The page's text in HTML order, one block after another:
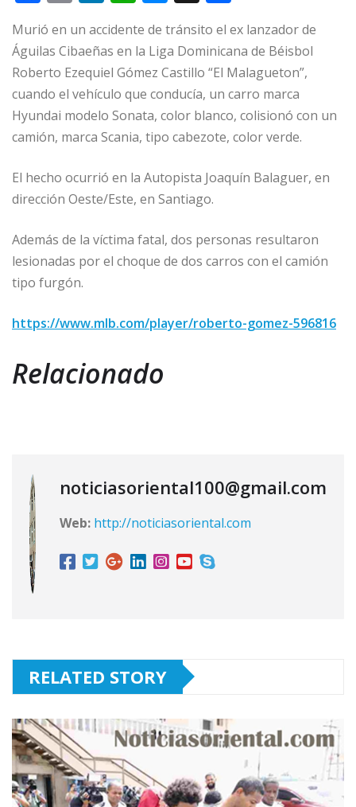
a
c
e
b
o
o
k
ai
l
n
k
e
dI
n
at
s
A
p
p
e
ss
e
n
g
e
r
m
p
ar
ti
r
Murió en un accidente de tránsito el ex lanzador de
Águilas Cibaeñas en la Liga Dominicana de Béisbol
Roberto Ezequiel Gómez Castillo “El Malagueton”,
cuando el vehículo que conducía, un carro marca
Hyundai modelo Sonata, color blanco, colisionó con un
camión, marca Scania, tipo cabezote, color verde.
El hecho ocurrió en la Autopista Joaquín Balaguer, en
dirección Oeste/Este, en Santiago.
Además de la víctima fatal, dos personas resultaron
lesionadas por el choque de dos carros con el camión
tipo furgón.
https://www.mlb.com/player/roberto-gomez-596816
Relacionado
noticiasoriental100@gmail.com
Web: http://noticiasoriental.com
RELATED STORY